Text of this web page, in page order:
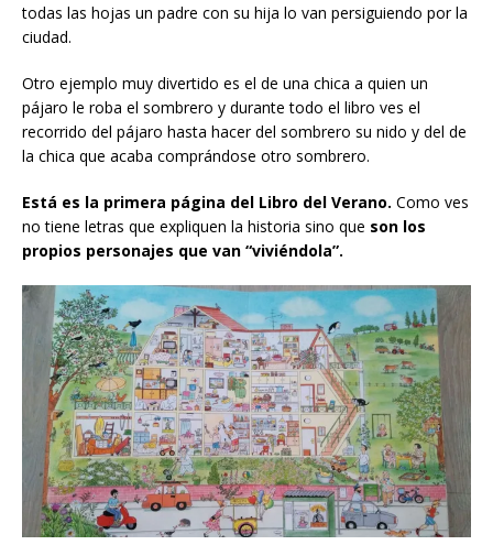
todas las hojas un padre con su hija lo van persiguiendo por la
ciudad.
Otro ejemplo muy divertido es el de una chica a quien un
pájaro le roba el sombrero y durante todo el libro ves el
recorrido del pájaro hasta hacer del sombrero su nido y del de
la chica que acaba comprándose otro sombrero.
Está es la primera página del Libro del Verano. Como ves
no tiene letras que expliquen la historia sino que son los
propios personajes que van “viviéndola”.